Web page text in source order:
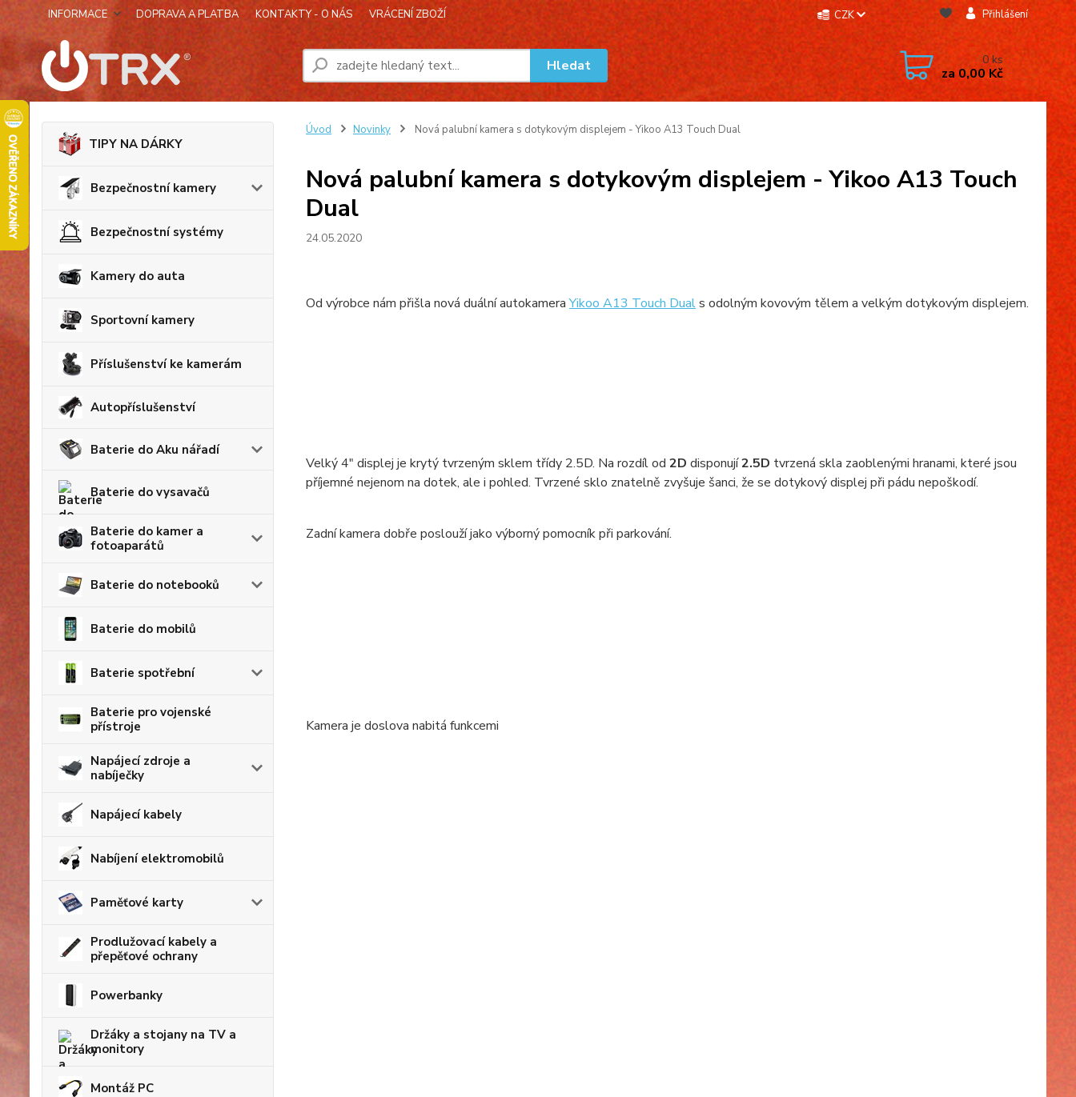
INFORMACE DOPRAVA A PLATBA KONTAKTY - O NÁS VRÁCENÍ ZBOŽÍ CZK Přihlášení
Hledat 0ks
za0,00 Kč
TIPY NA DÁRKY
Bezpečnostní kamery
Bezpečnostní systémy
Kamery do auta
Sportovní kamery
Příslušenství ke kamerám
Autopříslušenství
Baterie do Aku nářadí
Baterie do vysavačů
Baterie do kamer a
fotoaparátů
Baterie do notebooků
Baterie do mobilů
Baterie spotřební
Baterie pro vojenské
přístroje
Napájecí zdroje a
nabíječky
Napájecí kabely
Nabíjení elektromobilů
Paměťové karty
Prodlužovací kabely a
přepěťové ochrany
Powerbanky
Držáky a stojany na TV a
monitory
Montáž PC
Úvod Novinky Nová palubní kamera s dotykovým displejem - Yikoo A13 Touch Dual
Nová palubní kamera s dotykovým displejem - Yikoo A13 Touch
Dual
24.05.2020
Od výrobce nám přišla nová duální autokameraYikoo A13 Touch Duals odolným kovovým tělem a velkým dotykovým displejem.
Velký 4" displej je krytý tvrzeným sklem třídy 2.5D. Na rozdíl od 2D disponují2.5D tvrzená skla zaoblenými hranami, které jsou
příjemné nejenom na dotek, ale i pohled. Tvrzené sklo znatelně zvyšuje šanci, že se dotykový displej při pádu nepoškodí.
Zadní kamera dobře poslouží jako výborný pomocník při parkování.
Kamera je doslova nabitá funkcemi